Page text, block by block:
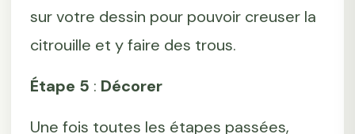
sur votre dessin pour pouvoir creuser la
citrouille et y faire des trous.
Étape 5 : Décorer
Une fois toutes les étapes passées,